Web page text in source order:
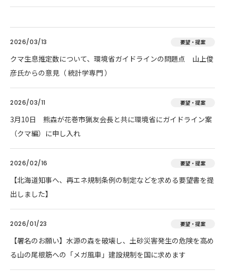
2026/03/13 要望・提案
クマ生息推定数について、環境省ガイドラインの問題点 山上俊
彦氏からの意見（ 統計学専門 ）
2026/03/11 要望・提案
3月10日 熊森が花巻市猟友会長と共に環境省にガイドライン案
（クマ編）に申し入れ
2026/02/16 要望・提案
【北海道知事へ、再エネ規制条例の制定などを求める要望書を提
出しました】
2026/01/23 要望・提案
【署名のお願い】水源の森を破壊し、土砂災害発生の危険を高め
る山の尾根筋への「メガ風車」建設規制を国に求めます